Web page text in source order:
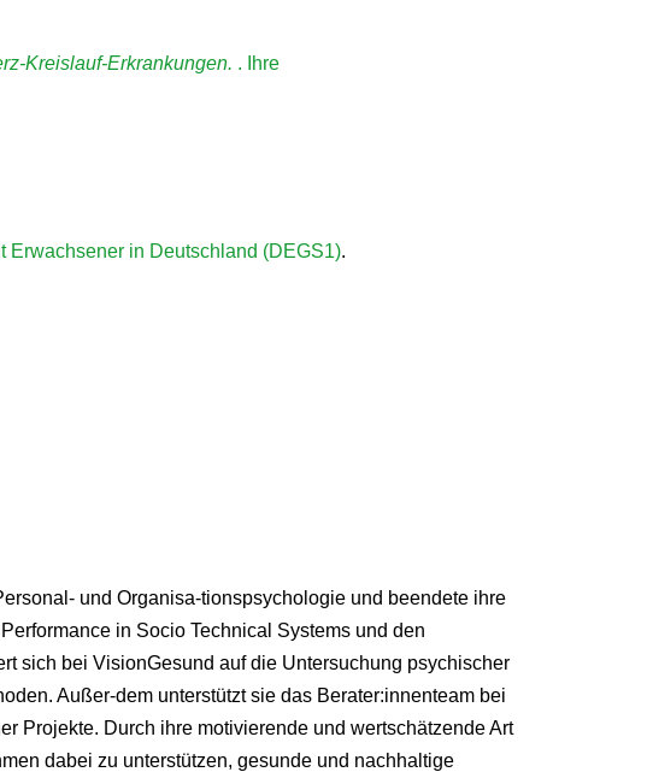
Kreislauf-Erkrankungen. . Ihre
Erwachsener in Deutschland (DEGS1).
und Organisa-tionspsychologie und beendete ihre
in Socio Technical Systems und den
sich bei VisionGesund auf die Untersuchung psychischer
Außer-dem unterstützt sie das Berater:innenteam bei
Projekte. Durch ihre motivierende und wertschätzende Art
dabei zu unterstützen, gesunde und nachhaltige